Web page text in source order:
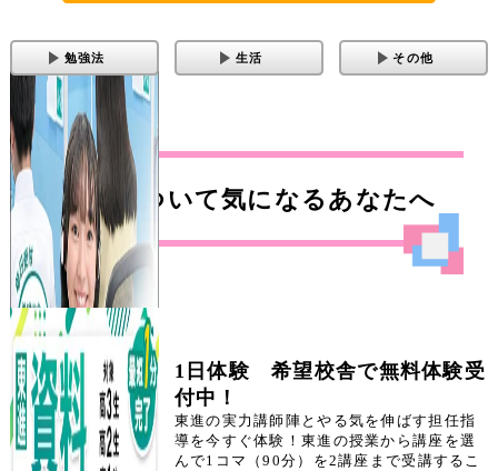
勉強法 生活 その他
東進について気になるあなたへ
1日体験 希望校舎で無料体験受
付中！
東進の実力講師陣とやる気を伸ばす担任指
導を今すぐ体験！東進の授業から講座を選
んで1コマ（90分）を2講座まで受講するこ